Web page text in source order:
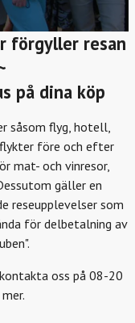
förgyller resan
på dina köp
såsom flyg, hotell,
före och efter
mat- och vinresor,
gäller en
reseupplevelser som
för delbetalning av
oss på 08-20